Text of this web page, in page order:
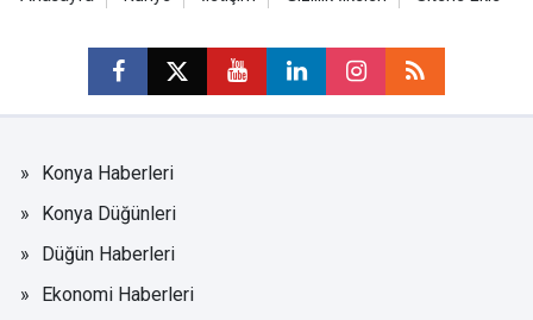
Konya Haberleri
Konya Düğünleri
Düğün Haberleri
Ekonomi Haberleri